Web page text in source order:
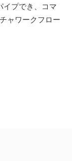
イプでき、コマ
ャワークフロー